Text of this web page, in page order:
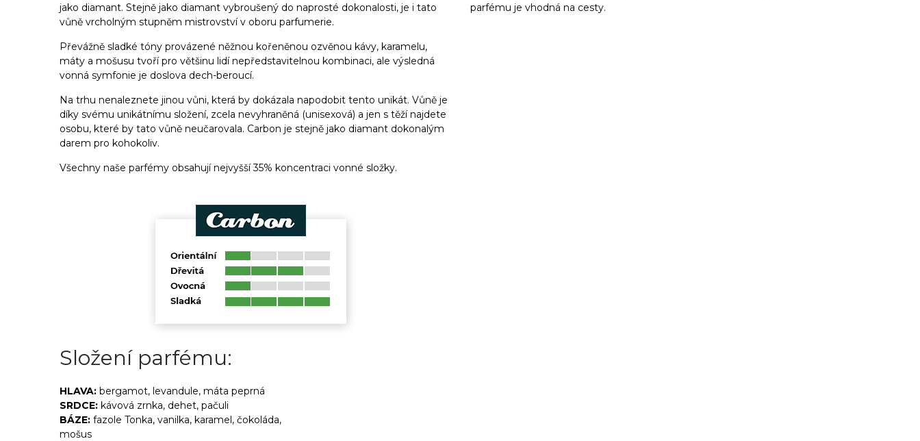
jako diamant. Stejně jako diamant vybroušený do naprosté dokonalosti, je i tato
vůně vrcholným stupněm mistrovství v oboru parfumerie.
Převážně sladké tóny provázené něžnou kořeněnou ozvěnou kávy, karamelu,
máty a mošusu tvoří pro většinu lidí nepředstavitelnou kombinaci, ale výsledná
vonná symfonie je doslova dech-beroucí.
Na trhu nenaleznete jinou vůni, která by dokázala napodobit tento unikát. Vůně je
díky svému unikátnímu složení, zcela nevyhraněná (unisexová) a jen s těží najdete
osobu, které by tato vůně neučarovala. Carbon je stejně jako diamant dokonalým
darem pro kohokoliv.
Všechny naše parfémy obsahují nejvyšší 35% koncentraci vonné složky.
parfému je vhodná na cesty.
Složení parfému:
HLAVA: bergamot, levandule, máta peprná
SRDCE: kávová zrnka, dehet, pačuli
BÁZE: fazole Tonka, vanilka, karamel, čokoláda,
mošus